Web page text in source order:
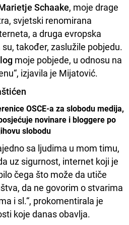
Schaake, moje drage
svjetski renomirana
a druga evropska
također, zaslužile pobjedu.
moje pobjede, u odnosu na
izjavila je Mijatović.
OSCE-a za slobodu medija,
novinare i bloggere po
slobodu
sa ljudima u mom timu,
uz sigurnost, internet koji je
čega što može da utiče
da ne govorim o stvarima
i sl.“, prokomentirala je
koje danas obavlja.